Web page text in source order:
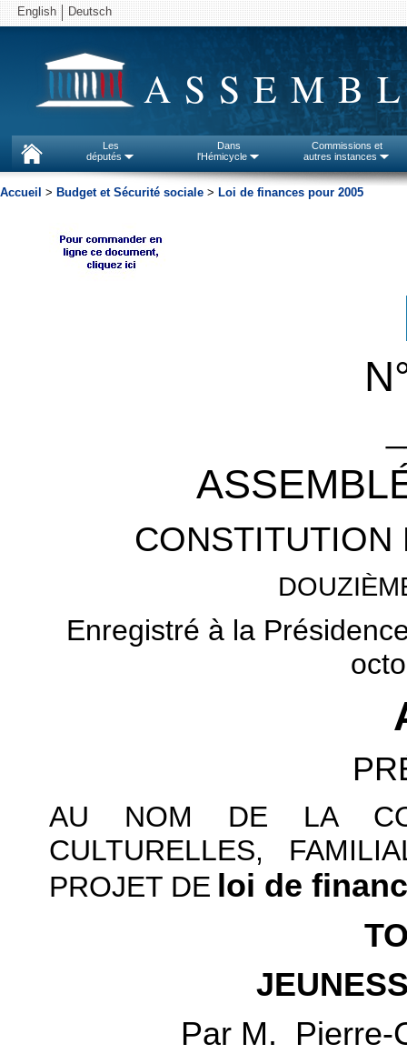
English Deutsch
Les
députés
Dans
l'Hémicycle
Commissions et
autres instances
Accueil > Budget et Sécurité sociale > Loi de finances pour 2005
CONSTITUTION
Enregistré à la
AU NOM DE LA
CULTURELLES,
PROJET DE loi de
Par M. Pierre-